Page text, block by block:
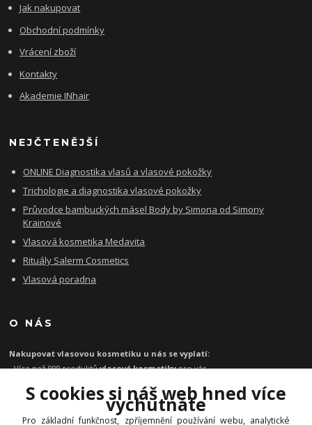
Jak nakupovat
Obchodní podmínky
Vrácení zboží
Kontakty
Akademie INhair
NEJČTENĚJŠÍ
ONLINE Diagnostika vlasů a vlasové pokožky
Trichologie a diagnostika vlasové pokožky
Průvodce bambuckých másel Body by Simona od Simony
Krainové
Vlasová kosmetika Medavita
Rituály Salerm Cosmetics
Vlasová poradna
O NÁS
Nakupovat vlasovou kosmetiku u nás se vyplatí:
- Více než 999 produktůvlasové kosmetikypro vás
- Garance originality profesionálnívlasové kosmetiky
- Při objednávce zboží nad 1199 Kč poštovné zdarma
S cookies si náš web hned více
vychutnáte
Pro základní funkčnost, zpříjemnění používání webu, analytické